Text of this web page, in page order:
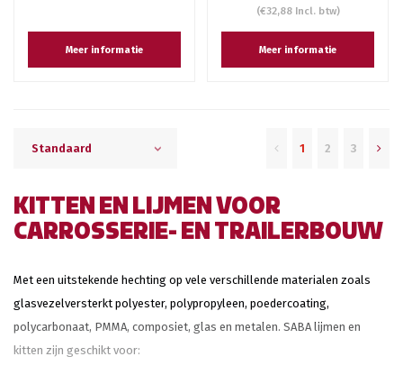
Meer informatie
(€32,88 Incl. btw)
Meer informatie
Standaard 1 2 3
KITTEN EN LIJMEN VOOR
CARROSSERIE- EN TRAILERBOUW
Met een uitstekende hechting op vele verschillende materialen zoals
glasvezelversterkt polyester, polypropyleen, poedercoating,
polycarbonaat, PMMA, composiet, glas en metalen. SABA lijmen en
kitten zijn geschikt voor: